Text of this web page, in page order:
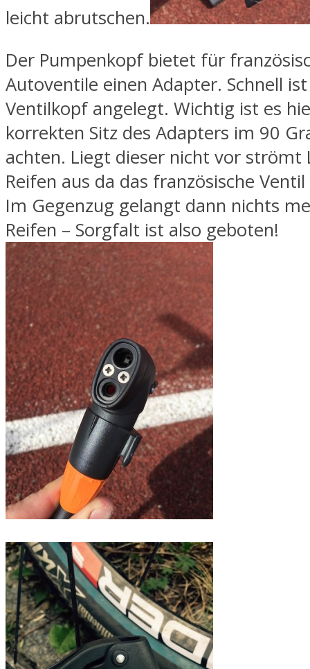
leicht abrutschen.
Der Pumpenkopf bietet für
Autoventile einen Adapter. Schnell
Ventilkopf angelegt. Wichtig ist es
korrekten Sitz des Adapters im 90
achten. Liegt dieser nicht vor strömt
Reifen aus da das französische
Im Gegenzug gelangt dann nichts
Reifen – Sorgfalt ist also geboten!